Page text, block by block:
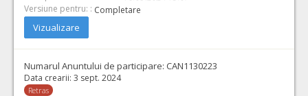
Versiune pentru: : Completare
Vizualizare
Numarul Anuntului de participare: CAN1130223
Data crearii: 3 sept. 2024
Retras